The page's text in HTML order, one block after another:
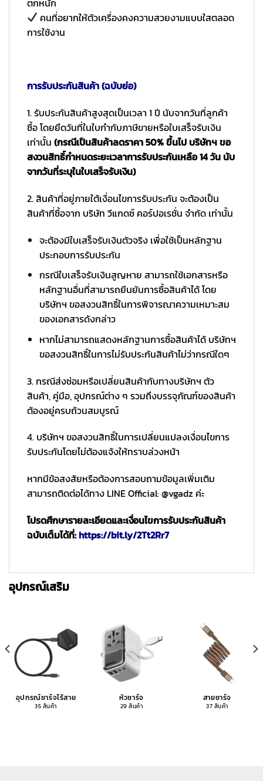
คนที่อยากให้ตัวเครื่องคงความสวยงามแบบใสตลอด
การใช้งาน
การรับประกันสินค้า (ฉบับย่อ)
1. รับประกันสินค้าสูงสุดเป็นเวลา 1 ปี นับจากวันที่ลูกค้า
ซื้อ โดยยึดวันที่ในใบกำกับภาษีขายหรือใบเสร็จรับเงิน
เท่านั้น (กรณีเป็นสินค้าลดราคา 50% ขึ้นไป บริษัทฯ ขอ
สงวนสิทธิ์กำหนดระยะเวลาการรับประกันเหลือ 14 วัน นับ
จากวันที่ระบุในใบเสร็จรับเงิน)
2. สินค้าที่อยู่ภายใต้เงื่อนไขการรับประกัน จะต้องเป็น
สินค้าที่ซื้อจาก บริษัท วีแกดซ์ คอร์ปอเรชั่น จำกัด เท่านั้น
จะต้องมีใบเสร็จรับเงินตัวจริง เพื่อใช้เป็นหลักฐาน
ประกอบการรับประกัน
กรณีใบเสร็จรับเงินสูญหาย สามารถใช้เอกสารหรือ
หลักฐานอื่นที่สามารถยืนยันการซื้อสินค้าได้ โดย
บริษัทฯ ขอสงวนสิทธิ์ในการพิจารณาความเหมาะสม
ของเอกสารดังกล่าว
หากไม่สามารถแสดงหลักฐานการซื้อสินค้าได้ บริษัทฯ
ขอสงวนสิทธิ์ในการไม่รับประกันสินค้าไม่ว่ากรณีใดๆ
3. กรณีส่งซ่อมหรือเปลี่ยนสินค้ากับทางบริษัทฯ ตัว
สินค้า, คู่มือ, อุปกรณ์ต่าง ๆ รวมถึงบรรจุภัณฑ์ของสินค้า
ต้องอยู่ครบถ้วนสมบูรณ์
4. บริษัทฯ ขอสงวนสิทธิ์ในการเปลี่ยนแปลงเงื่อนไขการ
รับประกันโดยไม่ต้องแจ้งให้ทราบล่วงหน้า
หากมีข้อสงสัยหรือต้องการสอบถามข้อมูลเพิ่มเติม
สามารถติดต่อได้ทาง LINE Official: @vgadz ค่ะ
โปรดศึกษารายละเอียดและเงื่อนไขการรับประกันสินค้า
ฉบับเต็มได้ที่:https://bit.ly/2Tt2Rr7
อุปกรณ์เสริม
อุปกรณ์ชาร์จไร้สาย
35 สินค้า
หัวชาร์จ
29 สินค้า
สายชาร์จ
37 สินค้า